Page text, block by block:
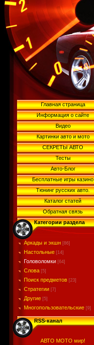
Главная страница
Информация о сайте
Видео
Картинки авто и мото
СЕКРЕТЫ АВТО
Тесты
Авто-Блог
Бесплатные игры казино
Тюнинг русских авто.
Каталог статей
Обратная связь
Категории раздела
Аркады и экшн [86]
Настольные [14]
Головоломки [64]
Слова [5]
Поиск предметов [23]
Стратегии [7]
Другие [5]
Многопользовательские [9]
RSS-канал
АВТО МОТО мир!